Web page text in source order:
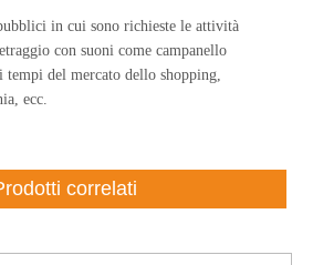
in cui sono richieste le attività
con suoni come campanello
tempi del mercato dello shopping,
ecc.
correlati